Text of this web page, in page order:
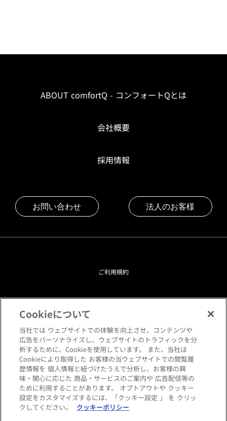
ABOUT comfortQ - コンフォートQとは
会社概要
採用情報
お問い合わせ 法人のお客様
Copyright © HANKYU HOME STYLING Co.,LTD All rights reserved.
ご利用規約
プライバシーポリシー
クッキーポリシー
閲覧環境について
サイトマップ
Cookieについて
当社では ウェブサイトでの体験を向上させ、コンテンツや
広告をパーソナライズし、ウェブサイトのトラフィックを分
析するために、Cookieを使用しています。 また、当社は
Cookieにより取得した お客様の当ウェブサイトでの閲覧履
歴情報を 個人情報と紐づけたうえで分析し、お客様の興
味・関心に応じた 商品・サービスのご案内や 広告配信等の
ために利用することがあります。 オプトアウトや クッキー
設定をカスタマイズするには、「クッキー設定 」 を クリッ
クしてください。
クッキーポリシー